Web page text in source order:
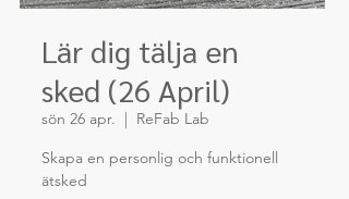
Lär dig tälja en
sked (26 April)
sön 26 apr.
  |
ReFab Lab
Skapa en personlig och funktionell
ätsked